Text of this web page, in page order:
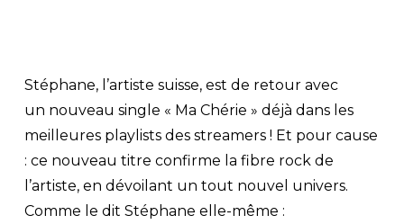
Stéphane, l’artiste suisse, est de retour avec
un nouveau single « Ma Chérie » déjà dans les
meilleures playlists des streamers ! Et pour cause
: ce nouveau titre confirme la fibre rock de
l’artiste, en dévoilant un tout nouvel univers.
Comme le dit Stéphane elle-même :